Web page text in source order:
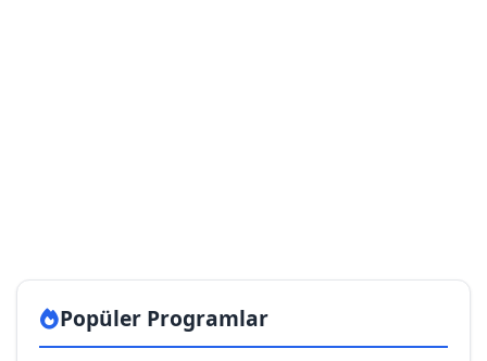
Popüler Programlar